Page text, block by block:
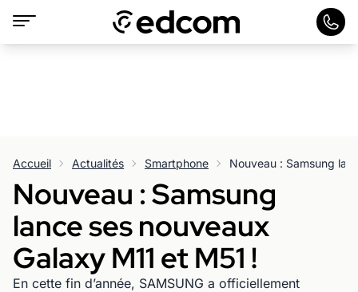
Accueil Actualités Smartphone
Nouveau : Samsung
lance ses nouveaux
Galaxy M11 et M51 !
En cette fin d’année, SAMSUNG a officiellement